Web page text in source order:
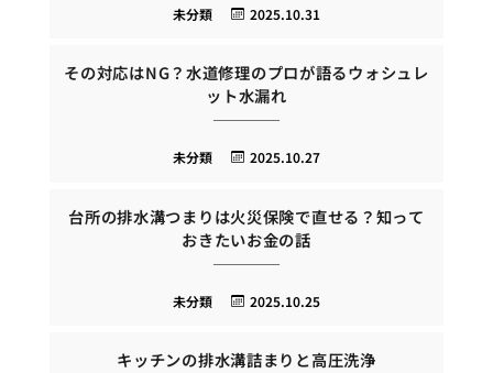
2025.10.31
未分類
その対応はNG？水道修理のプロが語るウォシュレ
ット水漏れ
2025.10.27
未分類
台所の排水溝つまりは火災保険で直せる？知って
おきたいお金の話
2025.10.25
未分類
キッチンの排水溝詰まりと高圧洗浄